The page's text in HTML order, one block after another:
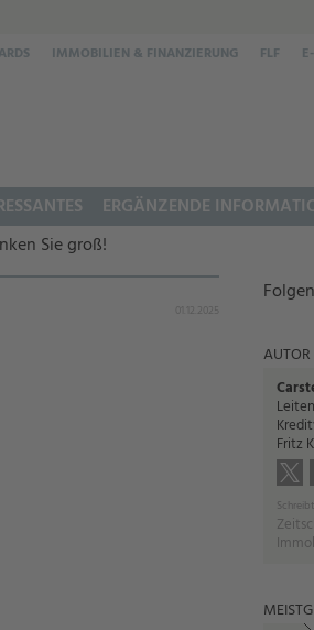
IMMOBILIEN & FINANZIERUNG FLF
Sie groß!
Fritz
ERGÄNZENDE